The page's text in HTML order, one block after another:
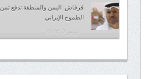
قرقاش: اليمن والمنطقة تدفع ثمن
الطموح الإيراني
يونيو 2, 2026